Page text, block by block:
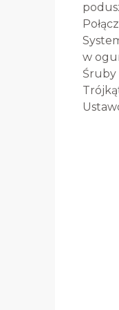
w
Śruby